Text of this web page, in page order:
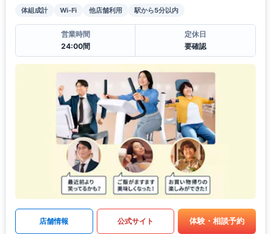
体組成計 Wi-Fi 他店舗利用 駅から5分以内
営業時間
24:00間
定休日
要確認
店舗情報 公式サイト 体験・相談予約